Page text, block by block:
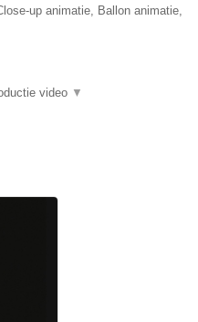
up animatie, Ballon animatie,
video ▼